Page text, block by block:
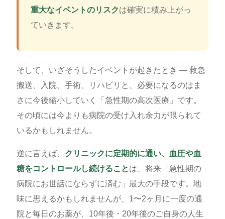
重大なイベントのリスクは確実に積み上がっ
ていきます。
そして、いざそうしたイベントが起きたとき ― 救急
搬送、入院、手術、リハビリと、必要になるのはま
さに今後縮小していく「急性期の高次医療」です。
その頃には今よりも病院の受け入れ余力が限られて
いるかもしれません。
逆に言えば、 クリニックに定期的に通い、血圧や血
糖をコントロールし続けることは、将来「急性期の
病院にお世話にならずに済む」最大の手段です。地
味に思えるかもしれませんが、1〜2ヶ月に一度の通
院と毎日のお薬が、10年後・20年後のご自身の人生